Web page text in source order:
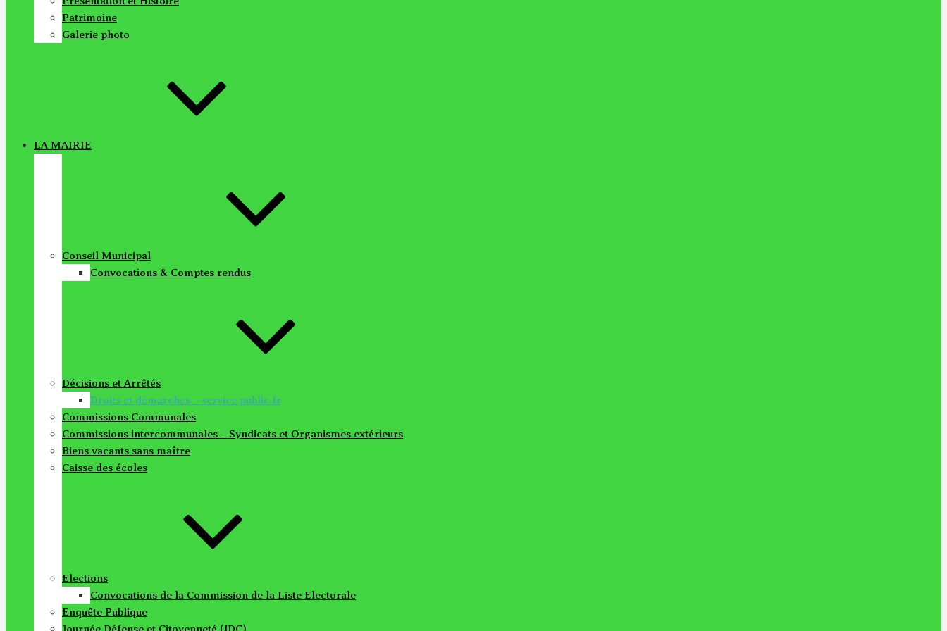
Patrimoine
Galerie photo
LA MAIRIE
Conseil Municipal
Convocations & Comptes rendus
Décisions et Arrêtés
Droits et démarches – service public.fr
Commissions Communales
Commissions intercommunales – Syndicats et Organismes extérieurs
Biens vacants sans maître
Caisse des écoles
Elections
Convocations de la Commission de la Liste Electorale
Enquête Publique
Journée Défense et Citoyenneté (JDC)